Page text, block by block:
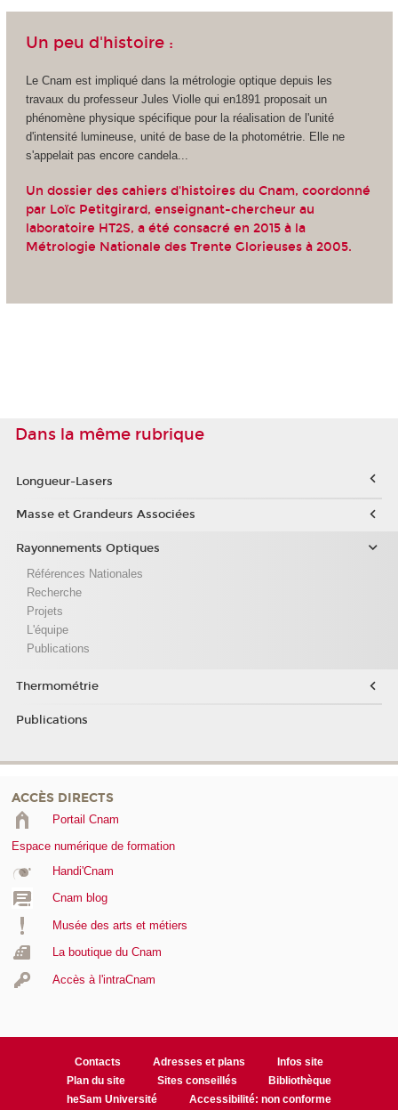
Un peu d'histoire :
Le Cnam est impliqué dans la métrologie optique depuis les
travaux du professeur Jules Violle qui en1891 proposait un
phénomène physique spécifique pour la réalisation de l'unité
d'intensité lumineuse, unité de base de la photométrie. Elle ne
s'appelait pas encore candela...
Un dossier des cahiers d'histoires du Cnam, coordonné
par Loïc Petitgirard, enseignant-chercheur au
laboratoire HT2S, a été consacré en 2015 à la
Métrologie Nationale des Trente Glorieuses à 2005.
Dans la même rubrique
Longueur-Lasers
Masse et Grandeurs Associées
Rayonnements Optiques
Références Nationales
Recherche
Projets
L'équipe
Publications
Thermométrie
Publications
ACCÈS DIRECTS
Portail Cnam
Espace numérique de formation
Handi'Cnam
Cnam blog
Musée des arts et métiers
La boutique du Cnam
Accès à l'intraCnam
Contacts Adresses et plans
Infos site
Plan du site
Sites conseillés
Bibliothèque
heSam Université
Accessibilité: non conforme